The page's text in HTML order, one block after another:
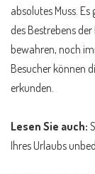
absolutes Muss.
des Bestrebens
bewahren, noch
Besucher können
erkunden.
Lesen Sie auch:
Ihres Urlaubs